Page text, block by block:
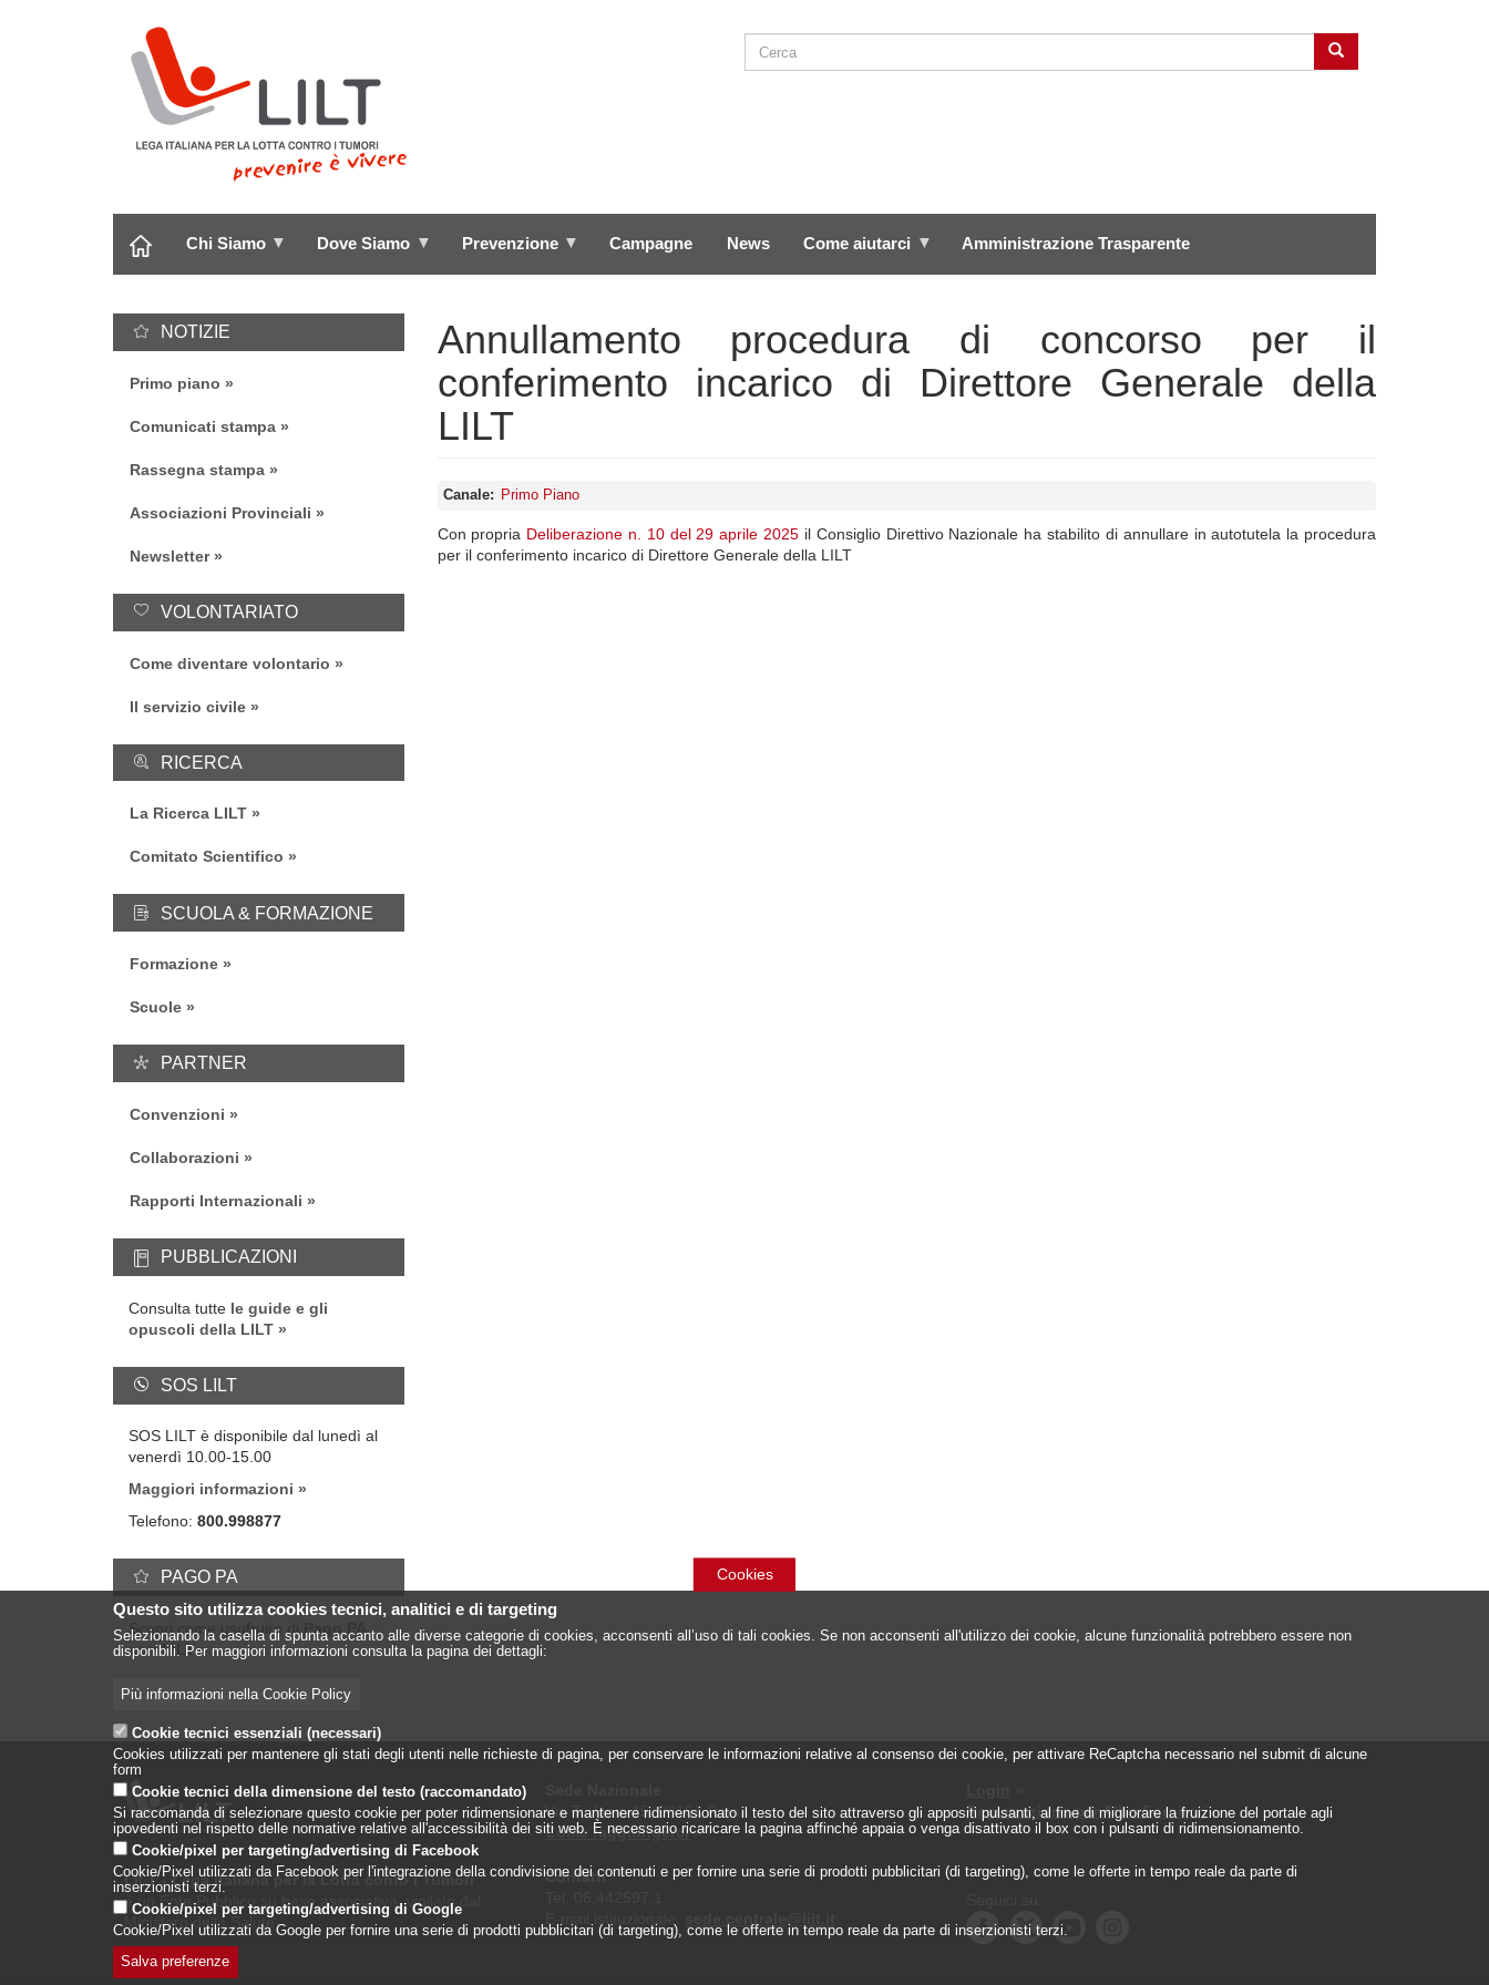
SEARCH Cerca
Chi Siamo Dove Siamo Prevenzione Campagne News Come aiutarci Amministrazione Trasparente
NOTIZIE
Primo piano
Comunicati stampa
Rassegna stampa
Associazioni Provinciali
Newsletter
VOLONTARIATO
Come diventare volontario
Il servizio civile
RICERCA
La Ricerca LILT
Comitato Scientifico
SCUOLA & FORMAZIONE
Formazione
Scuole
PARTNER
Convenzioni
Collaborazioni
Rapporti Internazionali
PUBBLICAZIONI
Consulta tutte le guide e gli
opuscoli della LILT
SOS LILT
SOS LILT è disponibile dal lunedì al
venerdì 10.00-15.00
Maggiori informazioni
Telefono: 800.998877
PAGO PA
Scopri come usufruire di
Pago PA
con LILT
Annullamento procedura di concorso per il
conferimento incarico di Direttore Generale della
LILT
Canale Primo Piano
Con propria Deliberazione n. 10 del 29 aprile 2025 il Consiglio Direttivo Nazionale ha stabilito di annullare in autotutela la procedura
per il conferimento incarico di Direttore Generale della LILT
LILT - Lega Italiana per la Lotta conto i Tumori
è un Ente Pubblico su base associativa, vigilato dal
Ministero della Salute
Via Torlonia 15, 00161 Roma
Come raggiungerci»
Contatti
Registrazione per Albo Fornitori»
Cookies
Questo sito utilizza cookies tecnici, analitici e di targeting
Selezionando la casella di spunta accanto alle diverse categorie di cookies, acconsenti all’uso di tali cookies. Se non acconsenti all'utilizzo dei cookie, alcune funzionalità potrebbero essere non
disponibili. Per maggiori informazioni consulta la pagina dei dettagli:
Più informazioni nella Cookie Policy
Cookie tecnici essenziali (necessari)
Cookies utilizzati per mantenere gli stati degli utenti nelle richieste di pagina, per conservare le informazioni relative al consenso dei cookie, per attivare ReCaptcha necessario nel submit di alcune
form
Cookie tecnici della dimensione del testo (raccomandato)
Si raccomanda di selezionare questo cookie per poter ridimensionare e mantenere ridimensionato il testo del sito attraverso gli appositi pulsanti, al fine di migliorare la fruizione del portale agli
ipovedenti nel rispetto delle normative relative all'accessibilità dei siti web. È necessario ricaricare la pagina affinché appaia o venga disattivato il box con i pulsanti di ridimensionamento.
Cookie/pixel per targeting/advertising di Facebook
Cookie/Pixel utilizzati da Facebook per l'integrazione della condivisione dei contenuti e per fornire una serie di prodotti pubblicitari (di targeting), come le offerte in tempo reale da parte di
inserzionisti terzi.
Cookie/pixel per targeting/advertising di Google
Cookie/Pixel utilizzati da Google per fornire una serie di prodotti pubblicitari (di targeting), come le offerte in tempo reale da parte di inserzionisti terzi.
Salva preferenze